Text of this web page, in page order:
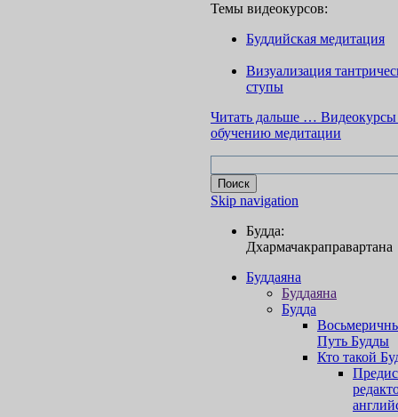
Темы видеокурсов:
Буддийская медитация
Визуализация
ступы
Читать дальше …
обучению медитации
Skip navigation
Будда:
Дхармачакраправартана
Буддаяна
Буддаяна
Будда
Путь Будды
Кто такой